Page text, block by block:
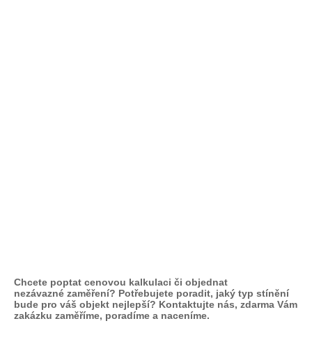
Chcete poptat cenovou kalkulaci či objednat
nezávazné zaměření? Potřebujete poradit, jaký typ stínění
bude pro váš objekt nejlepší? Kontaktujte nás, zdarma Vám
zakázku zaměříme, poradíme a naceníme.